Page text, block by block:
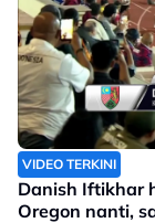
VIDEO TERKINI
Danish Iftikhar
Oregon nanti,